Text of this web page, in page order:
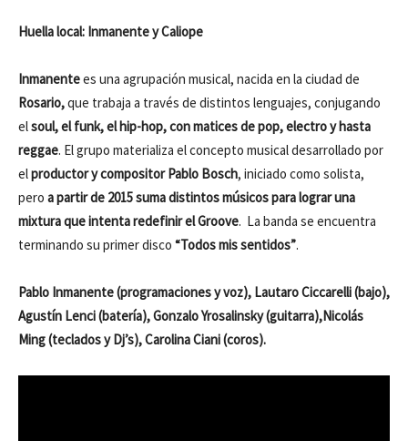
Huella local: Inmanente y Caliope
Inmanentees una agrupación musical, nacida en la ciudad de
Rosario,que trabaja a través de distintos lenguajes, conjugando
elsoul, el funk, el hip-hop, con matices de pop, electro y hasta
reggae. El grupo materializa el concepto musical desarrollado por
elproductor y compositor Pablo Bosch, iniciado como solista,
pero a partir de 2015 suma distintos músicos para lograr una
mixtura que intenta redefinir el Groove. La banda se encuentra
terminando su primer disco “Todos mis sentidos”.
Pablo Inmanente (programaciones y voz), Lautaro Ciccarelli (bajo),
Agustín Lenci (batería), Gonzalo Yrosalinsky (guitarra),Nicolás
Ming (teclados y Dj’s), Carolina Ciani (coros).